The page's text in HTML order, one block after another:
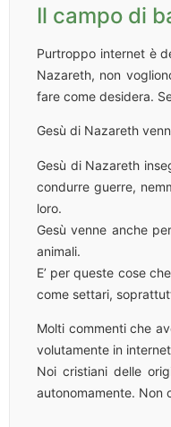
Il campo di
Purtroppo internet è
Nazareth, non
fare come desidera.
Gesù di Nazareth
Gesù di Nazareth
condurre guerre,
loro.
Gesù venne anche
animali.
E’ per queste cose
come settari,
Molti commenti che
volutamente in
Noi cristiani delle
autonomamente. Non